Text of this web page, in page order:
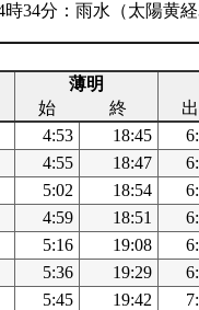
時34分：雨水（太陽黄経
薄明
始
終 出
4:53 18:45
4:55 18:47
5:02 18:54
4:59 18:51
5:16 19:08
5:36 19:29
5:45 19:42